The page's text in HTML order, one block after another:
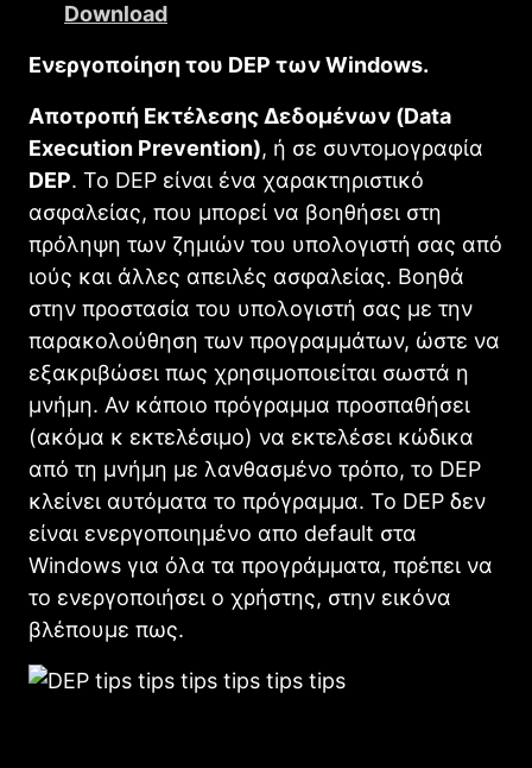
Download
Ενεργοποίηση του DEP των Windows.
Αποτροπή Εκτέλεσης Δεδομένων (Data
Execution Prevention), ή σε συντομογραφία
DEP. Το DEP είναι ένα χαρακτηριστικό
ασφαλείας, που μπορεί να βοηθήσει στη
πρόληψη των ζημιών του υπολογιστή σας από
ιούς και άλλες απειλές ασφαλείας. Βοηθά
στην προστασία του υπολογιστή σας με την
παρακολούθηση των προγραμμάτων, ώστε να
εξακριβώσει πως χρησιμοποιείται σωστά η
μνήμη. Αν κάποιο πρόγραμμα προσπαθήσει
(ακόμα κ εκτελέσιμο) να εκτελέσει κώδικα
από τη μνήμη με λανθασμένο τρόπο, το DEP
κλείνει αυτόματα το πρόγραμμα. Το DEP δεν
είναι ενεργοποιημένο απο default στα
Windows για όλα τα προγράμματα, πρέπει να
το ενεργοποιήσει ο χρήστης, στην εικόνα
βλέπουμε πως.